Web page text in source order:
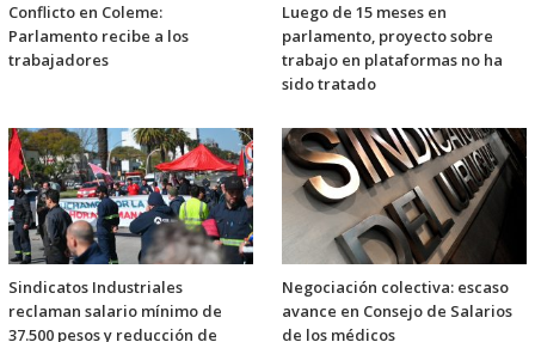
Conflicto en Coleme:
Parlamento recibe a los
trabajadores
Luego de 15 meses en
parlamento, proyecto sobre
trabajo en plataformas no ha
sido tratado
Sindicatos Industriales
reclaman salario mínimo de
37.500 pesos y reducción de
Negociación colectiva: escaso
avance en Consejo de Salarios
de los médicos